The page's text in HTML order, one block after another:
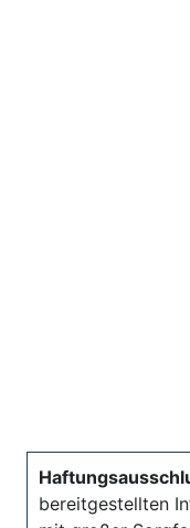
bereitgestellten